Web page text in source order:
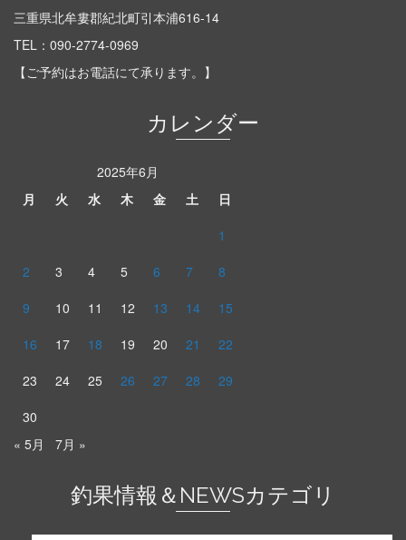
三重県北牟婁郡紀北町引本浦616-14
TEL： 090-2774-0969
【ご予約はお電話にて承ります。】
カレンダー
2025年6月
月
火 水 木 金 土
日
1
2
3 4 5 6 7
8
9
10 11 12 13 14
15
16
17 18 19 20 21
22
23
24 25 26 27 28
29
30
« 5月
7月 »
釣果情報＆NEWSカテゴリ